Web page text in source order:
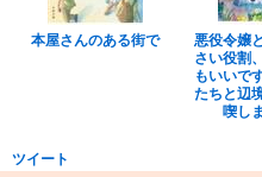
本屋さんのある街で
悪役令嬢
さい役割
もいいで
たちと辺
喫し
ツイート